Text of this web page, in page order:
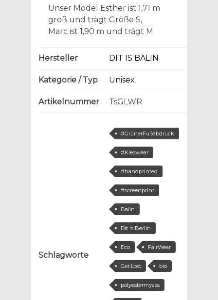
Unser Model Esther ist 1,71 m
groß und trägt Größe S,
Marc ist 1,90 m und trägt M.
Hersteller DIT IS BALIN
Kategorie / Typ Unisex
Artikelnummer TsGLWR
Schlagworte
#GrünerFußabdruck
#Kiezwear
#handprinted
#screenprint
Balin
Dit is Berlin
Eco FairWear
Get Lost bio
polyestermyass